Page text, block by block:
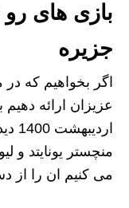
جزیره
اگر بخواهیم که در
منچستر یونایتد و
می کنیم ان را از